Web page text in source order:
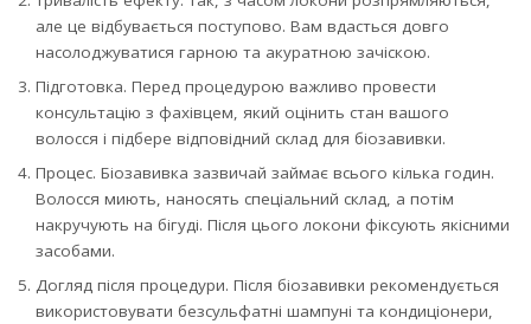
але це відбувається поступово. Вам вдасться довго
насолоджуватися гарною та акуратною зачіскою.
Підготовка. Перед процедурою важливо провести
консультацію з фахівцем, який оцінить стан вашого
волосся і підбере відповідний склад для біозавивки.
Процес. Біозавивка зазвичай займає всього кілька годин.
Волосся миють, наносять спеціальний склад, а потім
накручують на бігуді. Після цього локони фіксують якісними
засобами.
Догляд після процедури. Після біозавивки рекомендується
використовувати безсульфатні шампуні та кондиціонери,